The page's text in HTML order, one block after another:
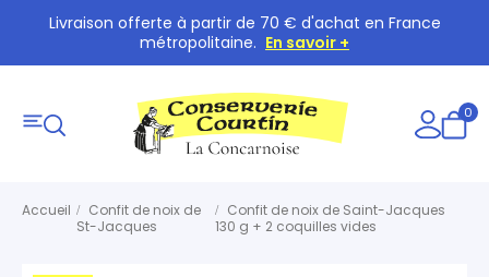
Livraison offerte à partir de 70 € d'achat en France
métropolitaine. En savoir +
0
Accueil
Confit de noix de
St-Jacques
Confit de noix de Saint-Jacques
130 g + 2 coquilles vides